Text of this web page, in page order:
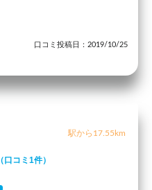
口コミ投稿日：2019/10/25
駅から17.55km
（口コミ1件）